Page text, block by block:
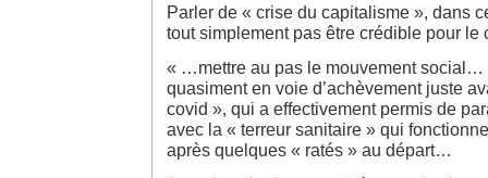
Parler de « crise du capitalisme », dans
tout simplement pas être crédible pour le
« …mettre au pas le mouvement social…
quasiment en voie d’achèvement juste
covid », qui a effectivement permis de
avec la « terreur sanitaire » qui
après quelques « ratés » au départ…